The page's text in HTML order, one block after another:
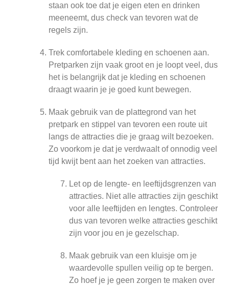
staan ook toe dat je eigen eten en drinken
meeneemt, dus check van tevoren wat de
regels zijn.
Trek comfortabele kleding en schoenen aan.
Pretparken zijn vaak groot en je loopt veel, dus
het is belangrijk dat je kleding en schoenen
draagt waarin je je goed kunt bewegen.
Maak gebruik van de plattegrond van het
pretpark en stippel van tevoren een route uit
langs de attracties die je graag wilt bezoeken.
Zo voorkom je dat je verdwaalt of onnodig veel
tijd kwijt bent aan het zoeken van attracties.
Let op de lengte- en leeftijdsgrenzen van
attracties. Niet alle attracties zijn geschikt
voor alle leeftijden en lengtes. Controleer
dus van tevoren welke attracties geschikt
zijn voor jou en je gezelschap.
Maak gebruik van een kluisje om je
waardevolle spullen veilig op te bergen.
Zo hoef je je geen zorgen te maken over